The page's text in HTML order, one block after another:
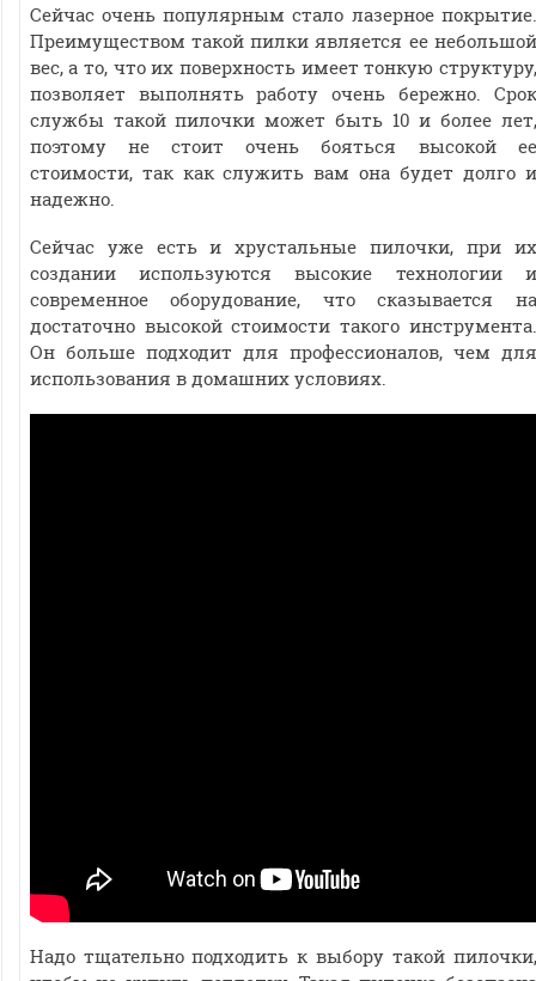
Сейчас очень популярным стало лазерное покрытие.
Преимуществом такой пилки является ее небольшой
вес, а то, что их поверхность имеет тонкую структуру,
позволяет выполнять работу очень бережно. Срок
службы такой пилочки может быть 10 и более лет,
поэтому не стоит очень бояться высокой ее
стоимости, так как служить вам она будет долго и
надежно.
Сейчас уже есть и хрустальные пилочки, при их
создании используются высокие технологии и
современное оборудование, что сказывается на
достаточно высокой стоимости такого инструмента.
Он больше подходит для профессионалов, чем для
использования в домашних условиях.
Надо тщательно подходить к выбору такой пилочки,